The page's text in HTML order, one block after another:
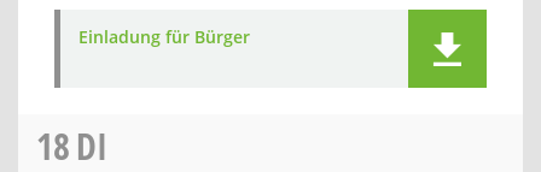
Einladung für Bürger
18DI